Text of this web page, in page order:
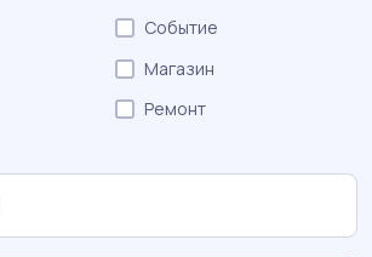
Событие
Магазин
Ремонт